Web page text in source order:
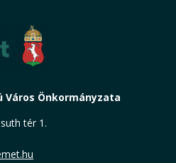
Város Önkormányzata
tér 1.